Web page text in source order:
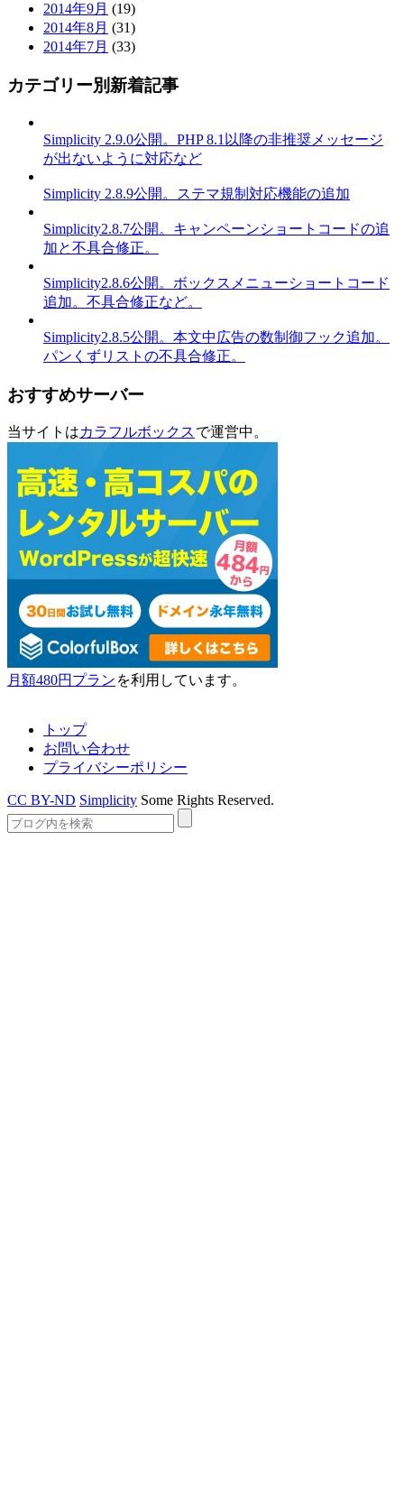
2014年9月 (19)
2014年8月 (31)
2014年7月 (33)
カテゴリー別新着記事
Simplicity 2.9.0公開。PHP 8.1以降の非推奨メッセージ
が出ないように対応など
Simplicity 2.8.9公開。ステマ規制対応機能の追加
Simplicity2.8.7公開。キャンペーンショートコードの追
加と不具合修正。
Simplicity2.8.6公開。ボックスメニューショートコード
追加。不具合修正など。
Simplicity2.8.5公開。本文中広告の数制御フック追加。
パンくずリストの不具合修正。
おすすめサーバー
当サイトはカラフルボックス で運営中。
月額480円プラン を利用しています。
トップ
お問い合わせ
プライバシーポリシー
CC BY-ND Simplicity Some Rights Reserved.